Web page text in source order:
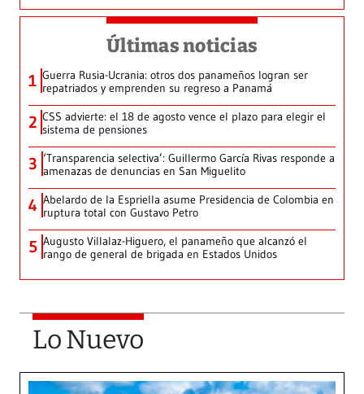
Últimas noticias
1 Guerra Rusia-Ucrania: otros dos panameños logran ser
repatriados y emprenden su regreso a Panamá
2 CSS advierte: el 18 de agosto vence el plazo para elegir el
sistema de pensiones
3 ‘Transparencia selectiva’: Guillermo García Rivas responde a
amenazas de denuncias en San Miguelito
4 Abelardo de la Espriella asume Presidencia de Colombia en
ruptura total con Gustavo Petro
5 Augusto Villalaz-Higuero, el panameño que alcanzó el
rango de general de brigada en Estados Unidos
Lo Nuevo